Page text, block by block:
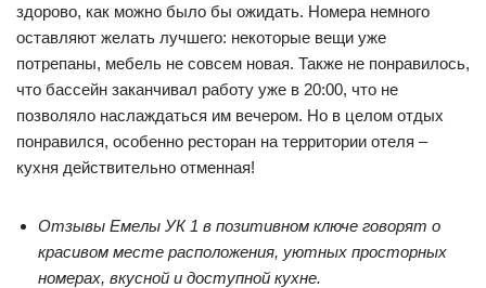
здорово, как можно было бы ожидать. Номера немного
оставляют желать лучшего: некоторые вещи уже
потрепаны, мебель не совсем новая. Также не понравилось,
что бассейн заканчивал работу уже в 20:00, что не
позволяло наслаждаться им вечером. Но в целом отдых
понравился, особенно ресторан на территории отеля –
кухня действительно отменная!
Отзывы Емелы УК 1 в позитивном ключе говорят о
красивом месте расположения, уютных просторных
номерах, вкусной и доступной кухне.